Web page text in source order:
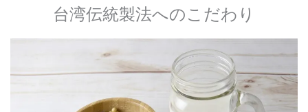
台湾伝統製法へのこだわり